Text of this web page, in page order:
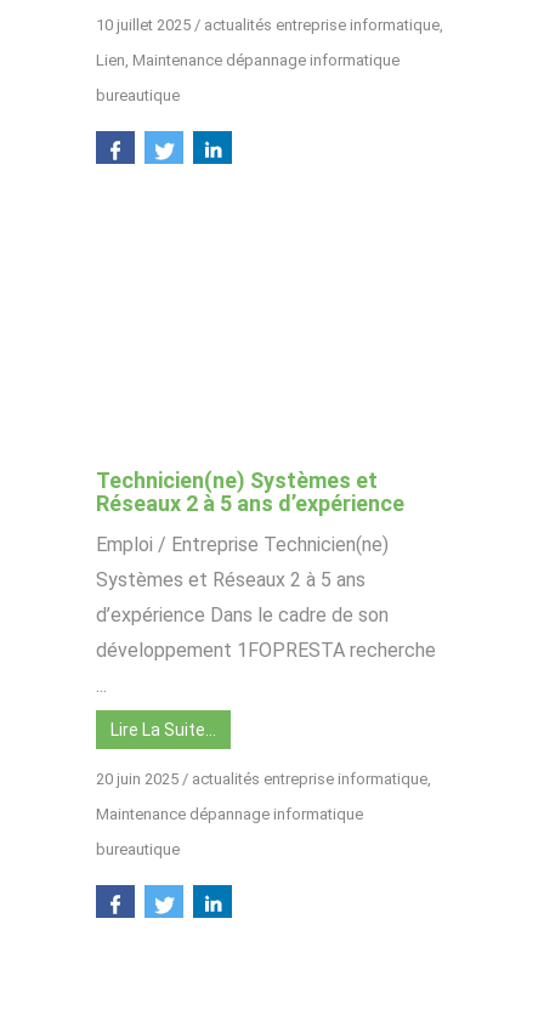
10 juillet 2025 / actualités entreprise informatique,
Lien, Maintenance dépannage informatique
bureautique
Technicien(ne) Systèmes et
Réseaux 2 à 5 ans d’expérience
Emploi / Entreprise Technicien(ne)
Systèmes et Réseaux 2 à 5 ans
d’expérience Dans le cadre de son
développement 1FOPRESTA recherche
...
Lire La Suite…
20 juin 2025 / actualités entreprise informatique
Maintenance dépannage informatique
bureautique